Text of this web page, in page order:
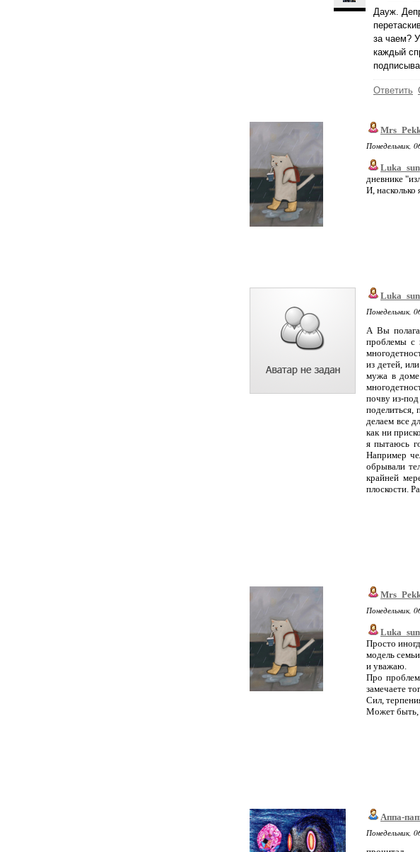
Дауж.
за чаем?
каждый
Ответить
Понедельник,
Luka_sun
дневнике
И, насколько
Luka_sun
Понедельник,
А Вы
проблемы с
из детей,
мужа в доме
почву из-
поделиться,
делаем все
как ни
я пытаюсь
Например
обрывали
крайней
плоскости.
Понедельник,
Luka_sun
Просто
модель
и уважаю.
Про
замечаете
Сил,
Может
Аппа-
Понедельник,